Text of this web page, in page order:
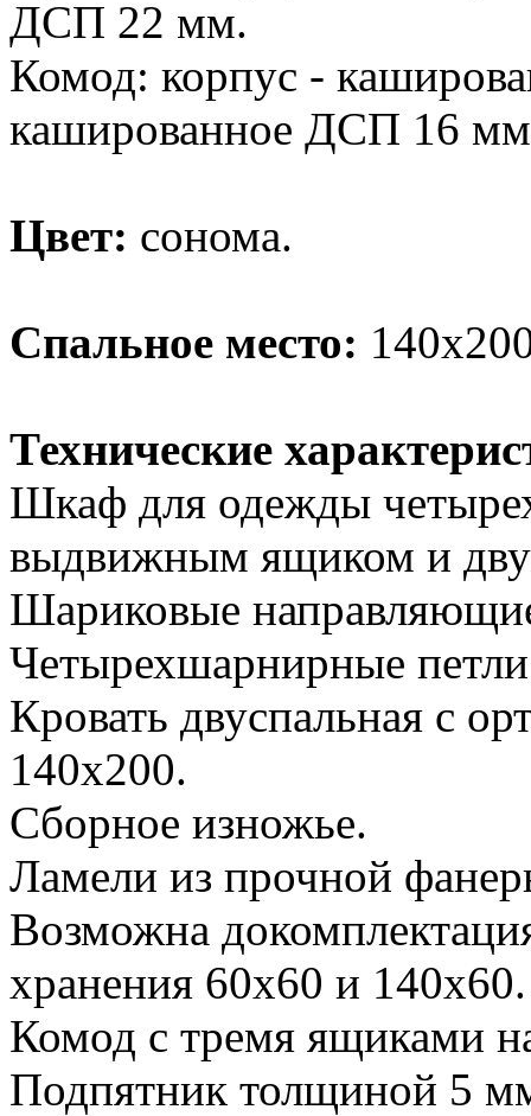
ДСП 22 мм.
Комод: корпус -
кашированное ДСП 16
Цвет: сонома.
Спальное место:
Технические
Шкаф для одежды
выдвижным ящиком и
Шариковые
Четырехшарнирные
Кровать двуспальная с
140х200.
Сборное изножье.
Ламели из прочной
Возможна
хранения 60х60 и 140х60.
Комод с тремя ящиками
Подпятник толщиной 5